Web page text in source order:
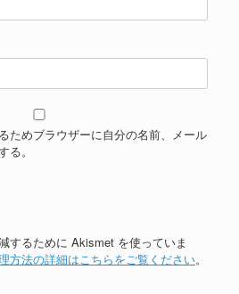
ためブラウザーに自分の名前、メール
る。
するために Akismet を使っていま
方法の詳細はこちらをご覧ください。